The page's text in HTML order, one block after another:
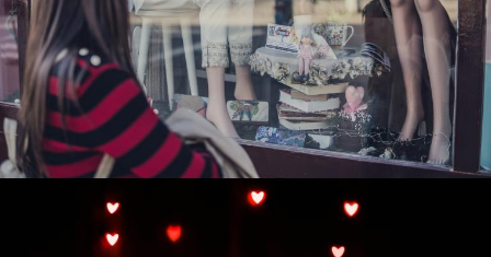
Развитие и поддержка интернет-
витрины StepClub
Смотреть проект